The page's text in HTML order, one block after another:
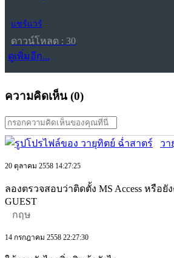
แชร์แวร์
ดาวน์โหลด : 30
ดูเพิ่มอีก...
ความคิดเห็น (0)
วา
20 ตุลาคม 2558 14:27:25
ลองตรวจสอบว่าติดตั้ง MS Access หรือยั
GUEST
กฤษ
14 กรกฎาคม 2558 22:27:30